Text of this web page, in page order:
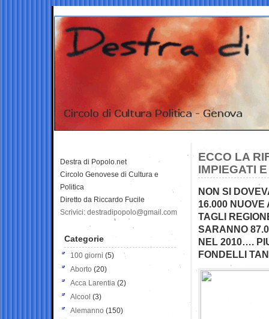
ECCO LA
IMPIEGATI
NON SI
16.000 NUOVE
TAGLI
SARANNO
NEL 2010….
FONDELLI
Destra di Popolo.net
Circolo Genovese di Cultura e
Politica
Diretto da Riccardo Fucile
Scrivici: destradipopolo@gmail.com
Categorie
100 giorni (5)
Aborto (20)
Acca Larentia (2)
Alcool (3)
Alemanno (150)